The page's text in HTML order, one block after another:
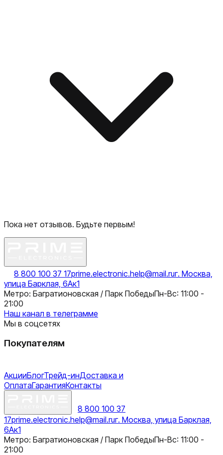
Пока нет отзывов. Будьте первым!
8 800 100 37 17prime.electronic.help@mail.ruг. Москва,
улица Барклая, 6Ак1
Метро: Багратионовская / Парк ПобедыПн-Вс: 11:00 -
21:00
Наш канал в телеграмме
Мы в соцсетях
Покупателям
АкцииБлогТрейд-инДоставка и
ОплатаГарантияКонтакты
8 800 100 37
17prime.electronic.help@mail.ruг. Москва, улица Барклая,
6Ак1
Метро: Багратионовская / Парк ПобедыПн-Вс: 11:00 -
21:00